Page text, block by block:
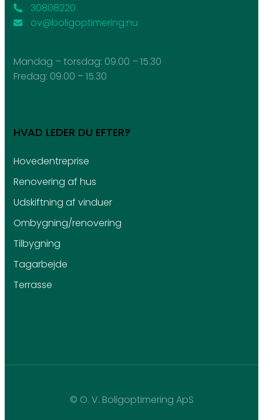
30808220
ov@boligoptimering.nu
Mandag – torsdag: ​09.00 – 15.30
Fredag: ​09.00 – 15.30
HVAD LEDER DU EFTER?
Hovedentreprise
Renovering af hus
Udskiftning af vinduer
Ombygning/renovering
Tilbygning
Tagarbejde
Terrasse
© O. V. Boligoptimering ApS